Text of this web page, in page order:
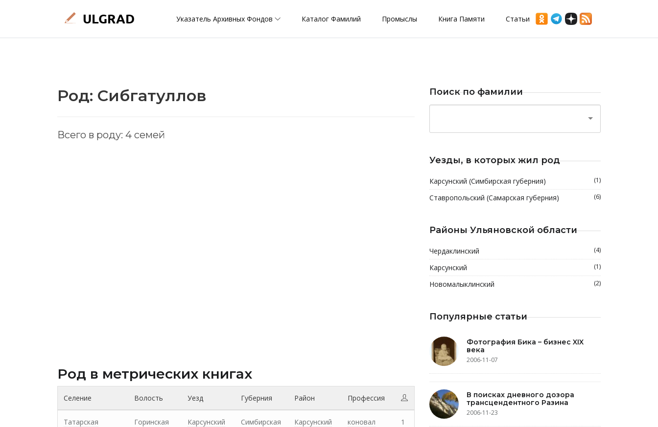
Указатель Архивных Фондов Каталог Фамилий Промыслы Книга Памяти Статьи
Род: Сибгатуллов
Всего в роду: 4 семей
Род в метрических книгах
Селение Волость Уезд Губерния Район Профессия
Татарская
Горинская Карсунский Симбирская Карсунский коновал 1
Поиск по фамилии
Уезды, в которых жил род
Карсунский (Симбирская губерния) (1)
Ставропольский (Самарская губерния) (6)
Районы Ульяновской области
Чердаклинский (4)
Карсунский (1)
Новомалыклинский (2)
Популярные статьи
Фотография Бика – бизнес XIX
века
2006-11-07
В поисках дневного дозора
трансцендентного Разина
2006-11-23